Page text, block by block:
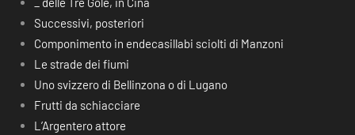
Successivi, posteriori
Componimento in endecasillabi sciolti di Manzoni
Le strade dei fiumi
Uno svizzero di Bellinzona o di Lugano
Frutti da schiacciare
L’Argentero attore